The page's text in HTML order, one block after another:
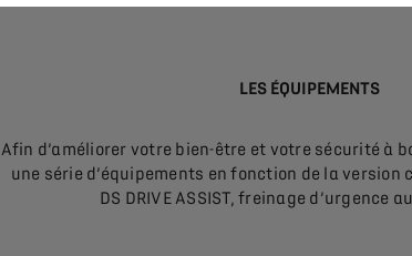
LES ÉQUIPEMENTS
Afin d’améliorer votre bien-être et votre sécurité à
une série d’équipements en fonction de la version
DS DRIVE ASSIST, freinage d’urgence